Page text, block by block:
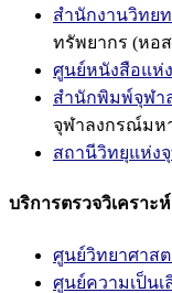
สำนักงานวิทย
ทรัพยากร (หอ
ศูนย์หนังสือแห่
สำนักพิมพ์จุฬา
จุฬาลงกรณ์มห
สถานีวิทยุแห่ง
บริการตรวจวิเครา
ศูนย์วิทยาศาส
ศูนย์ความเป็นเ